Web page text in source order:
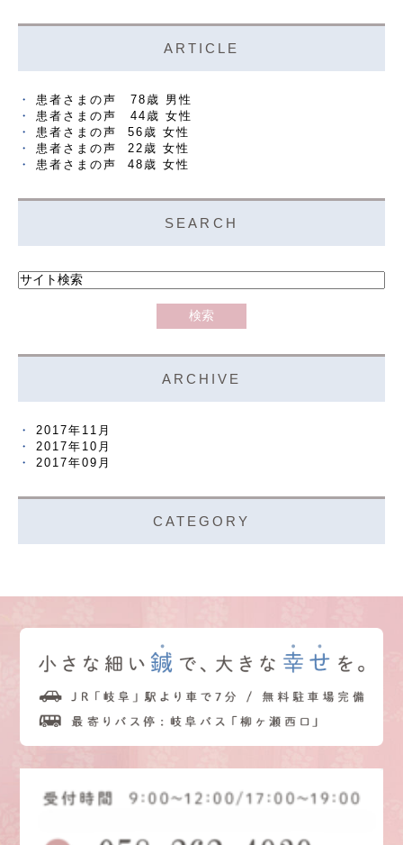
ARTICLE
患者さまの声 78歳 男性
患者さまの声 44歳 女性
患者さまの声 56歳 女性
患者さまの声 22歳 女性
患者さまの声 48歳 女性
SEARCH
ARCHIVE
2017年11月
2017年10月
2017年09月
CATEGORY